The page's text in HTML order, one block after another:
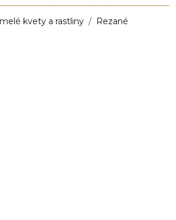
kvety a rastliny Rezané